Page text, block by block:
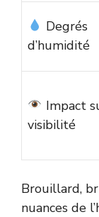
Degrés
d’humidité
Impact
visibilité
Brouillard,
nuances de